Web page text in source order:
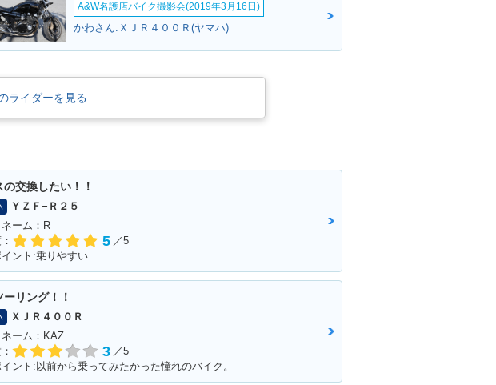
A&W名護店バイク撮影会(2019年3月16日)
かわさん:ＸＪＲ４００Ｒ(ヤマハ)
ライダーを見る
の交換したい！！
ＹＺＦ−Ｒ２５
ーム：R
5 ／5
ント:乗りやすい
ーリング！！
ＸＪＲ４００Ｒ
ーム：KAZ
3 ／5
ント:以前から乗ってみたかった憧れのバイク。